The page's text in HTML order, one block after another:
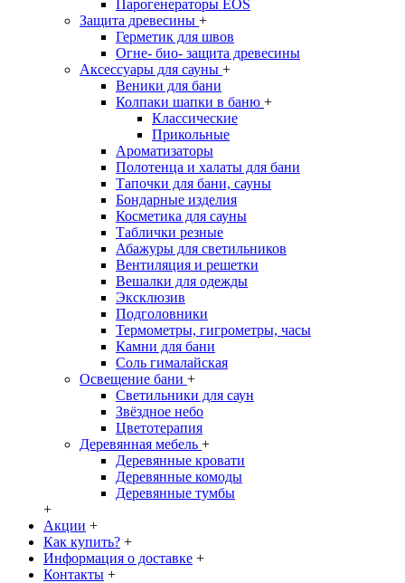
Парогенераторы EOS
Защита древесины +
Герметик для швов
Огне- био- защита древесины
Аксессуары для сауны +
Веники для бани
Колпаки шапки в баню +
Классические
Прикольные
Ароматизаторы
Полотенца и халаты для бани
Тапочки для бани, сауны
Бондарные изделия
Косметика для сауны
Таблички резные
Абажуры для светильников
Вентиляция и решетки
Вешалки для одежды
Эксклюзив
Подголовники
Термометры, гигрометры, часы
Камни для бани
Соль гималайская
Освещение бани +
Светильники для саун
Звёздное небо
Цветотерапия
Деревянная мебель +
Деревянные кровати
Деревянные комоды
Деревянные тумбы
+
Акции +
Как купить? +
Информация о доставке +
Контакты +